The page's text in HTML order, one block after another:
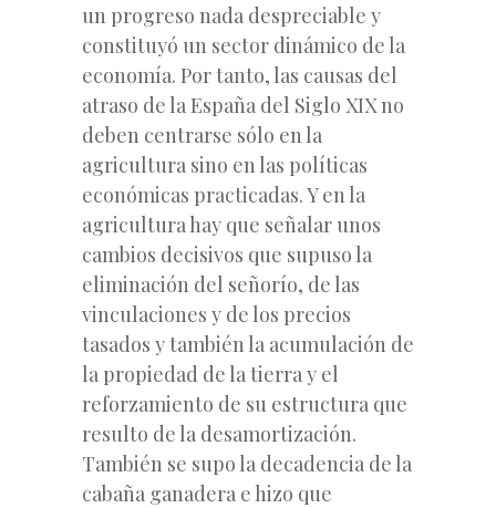
un progreso nada despreciable y
constituyó un sector dinámico de la
economía. Por tanto, las causas del
atraso de la España del Siglo XIX no
deben centrarse sólo en la
agricultura sino en las políticas
económicas practicadas. Y en la
agricultura hay que señalar unos
cambios decisivos que supuso la
eliminación del señorío, de las
vinculaciones y de los precios
tasados y también la acumulación de
la propiedad de la tierra y el
reforzamiento de su estructura que
resulto de la desamortización.
También se supo la decadencia de la
cabaña ganadera e hizo que